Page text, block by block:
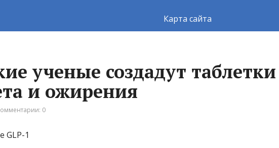
Карта сайта
ученые создадут таблетки
и ожирения
0
GLP-1